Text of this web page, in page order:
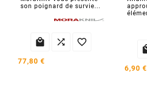
son poignard de survie...
  
77,80 €
6,90 €